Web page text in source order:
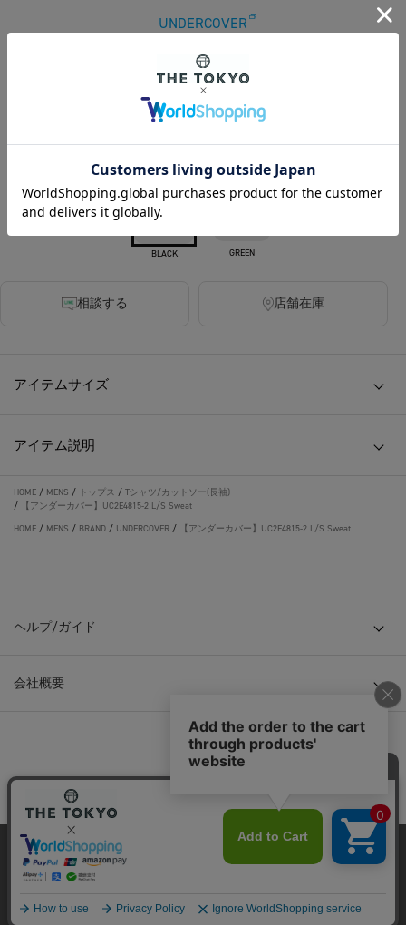
UNDERCOVER
【アンダーカバー】UC2E4815-2 L/S Sweat
￥46,200税込
420ポイント付与
BLACK GREEN
相談する 店舗在庫
アイテムサイズ
アイテム説明
HOME / MENS / トップス / Tシャツ/カットソー(長袖)
/
【アンダーカバー】UC2E4815-2 L/S Sweat
HOME / MENS / BRAND / UNDERCOVER / 【アンダーカバー】UC2E4815-2 L/S Sweat
ヘルプ/ガイド
会社概要
© TOKYO BASE CO., LTD
当サイトはクッキー(cookie)を使用します。クッキーはサイト内
の一部の機能および、サイトの使用状況の分析からマーケティ
ング活動に利用することを目的としています。
プライバシーポリシーはこちら